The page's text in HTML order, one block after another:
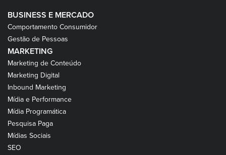
BUSINESS E MERCADO
Comportamento Consumidor
Gestão de Pessoas
MARKETING
Marketing de Conteúdo
Marketing Digital
Inbound Marketing
Mídia e Performance
Mídia Programática
Pesquisa Paga
Mídias Sociais
SEO